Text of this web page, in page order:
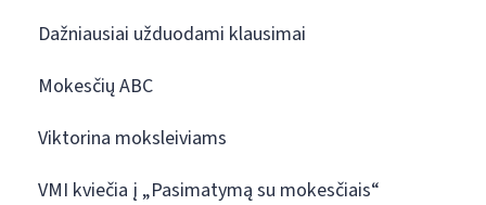
Dažniausiai užduodami klausimai
Mokesčių ABC
Viktorina moksleiviams
VMI kviečia į „Pasimatymą su mokesčiais“